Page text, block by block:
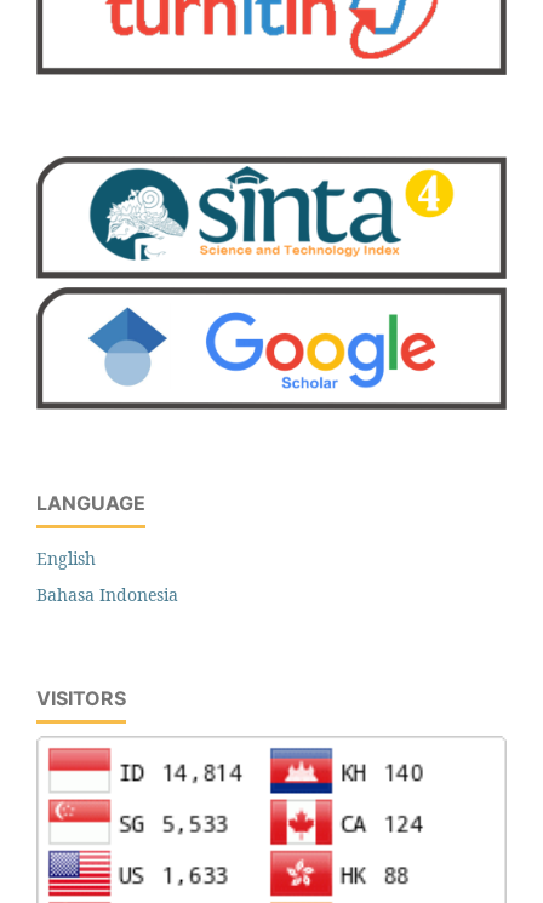
LANGUAGE
English
Bahasa Indonesia
VISITORS